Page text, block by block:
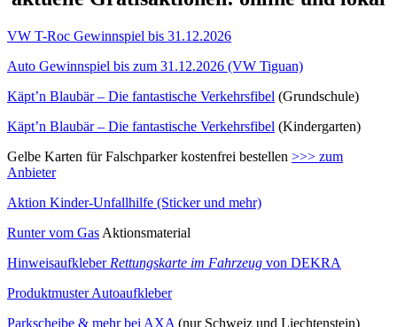
VW T-Roc Gewinnspiel bis 31.12.2026
Auto Gewinnspiel bis zum 31.12.2026 (VW Tiguan)
Käpt’n Blaubär – Die fantastische Verkehrsfibel (Grundschule)
Käpt’n Blaubär – Die fantastische Verkehrsfibel (Kindergarten)
Gelbe Karten für Falschparker kostenfrei bestellen >>> zum
Anbieter
Aktion Kinder-Unfallhilfe (Sticker und mehr)
Runter vom Gas Aktionsmaterial
Hinweisaufkleber Rettungskarte im Fahrzeug von DEKRA
Produktmuster Autoaufkleber
Parkscheibe & mehr bei AXA (nur Schweiz und Liechtenstein)